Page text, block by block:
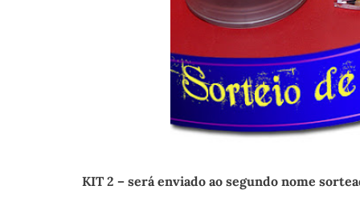
KIT 2 – será enviado ao segundo nome